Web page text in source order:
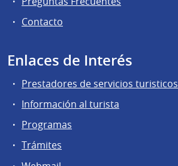
Contacto
Enlaces de Interés
Prestadores de servicios turisticos
Información al turista
Programas
Trámites